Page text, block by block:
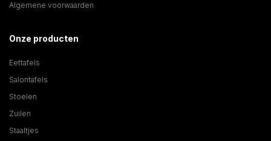
Algemene voorwaarden
Onze producten
Eettafels
Salontafels
Stoelen
Zuilen
Staaltjes